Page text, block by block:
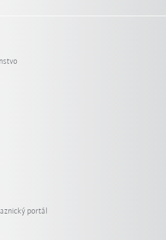
portál